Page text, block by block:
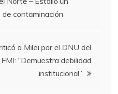
p
p contaminación
a Milei por el DNU del
“Demuestra debilidad
institucional”